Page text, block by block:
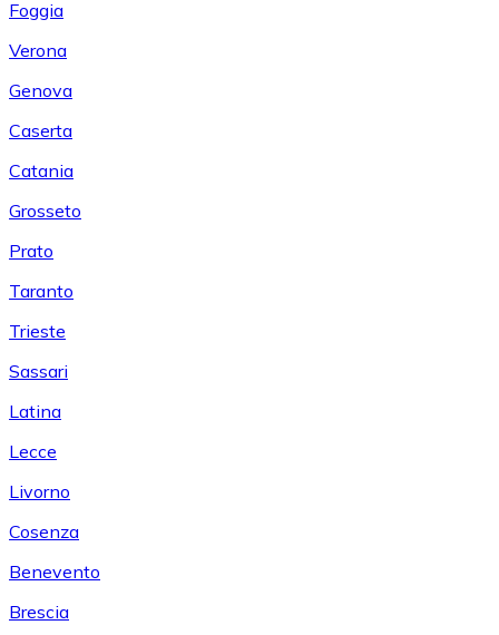
Foggia
Verona
Genova
Caserta
Catania
Grosseto
Prato
Taranto
Trieste
Sassari
Latina
Lecce
Livorno
Cosenza
Benevento
Brescia